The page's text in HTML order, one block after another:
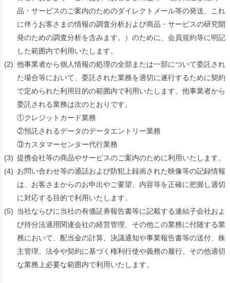
品・サービスのご案内のためのダイレクトメール等の発送、これ
に伴うお客さまの情報の調査分析および商品・サービスの研究開
発のための調査分析を含みます。）のために、会員規約等に明記
した範囲内で利用いたします。
(2) 他事業者から個人情報の処理の全部または一部について委託され
た場合等において、委託された業務を適切に遂行するために契約
で定められた利用目的の範囲内で利用いたします。他事業者から
委託される業務は次のとおりです。
①クレジットカード業務
②預託されるデータのデータエントリー業務
③カスタマーセンター代行業務
(3) 提携会社等の商品やサービスのご案内のために利用いたします。
(4) お問い合わせ等の通話および防犯上録画された映像等の記録情報
は、お客さまからのお申出やご要望、内容等を正確に把握し適切
に対応する目的で利用いたします。
(5) 当社ならびに当社の有価証券報告書等に記載する連結子会社およ
び持分法適用関連会社の経営管理、その他この業務に付随する業
務において、配当金の計算、決議通知や事業報告書等の送付、株
主管理、法令や契約に基づく権利行使や義務の履行、その他適切
な業務上必要な範囲内で利用いたします。